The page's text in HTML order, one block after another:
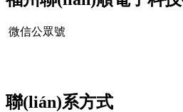
微信公眾號
聯(lián)系方式